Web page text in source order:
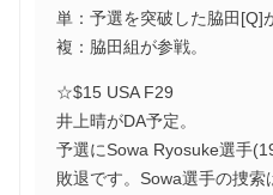
単：予選を突破した脇田[Q]
複：脇田組が参戦。
☆$15 USA F29
井上晴がDA予定。
予選にSowa Ryosuke選手
敗退です。Sowa選手の捜索